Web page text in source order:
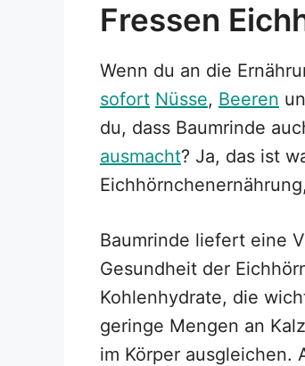
Fressen
Wenn du an die
sofort Nüsse, Beeren
du, dass Baumrinde
ausmacht? Ja, das ist
Baumrinde liefert eine
Gesundheit der
Kohlenhydrate, die
geringe Mengen an
im Körper ausgleichen.